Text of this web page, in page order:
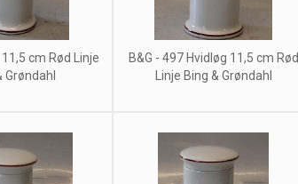
cm Rød Linje
Grøndahl
B&G - 497 Hvidløg 11,5 cm Rød
Linje Bing & Grøndahl